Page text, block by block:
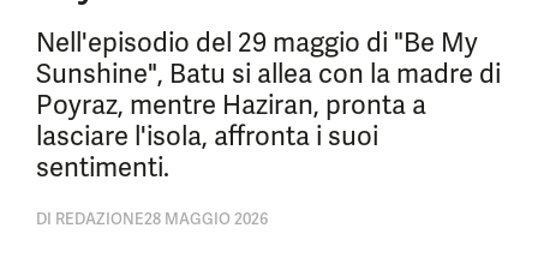
Nell'episodio del 29 maggio di "Be My
Sunshine", Batu si allea con la madre di
Poyraz, mentre Haziran, pronta a
lasciare l'isola, affronta i suoi
sentimenti.
DI REDAZIONE28 MAGGIO 2026